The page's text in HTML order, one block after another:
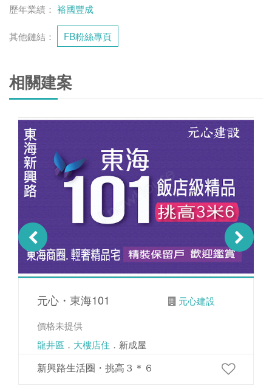
歷年業績： 裕國豐成
其他鏈結： FB粉絲專頁
相關建案
元心・東海101
元心建設
價格未提供
龍井區 ． 大樓店住 ．新成屋
新興路生活圈・挑高３＊６